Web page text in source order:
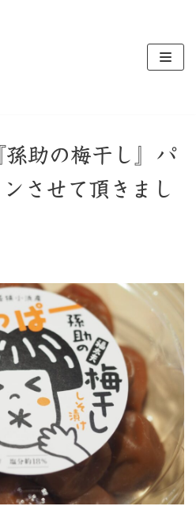
孫助の梅干し』パ
させて頂きまし